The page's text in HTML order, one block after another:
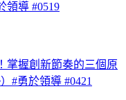
領導 #0519
掌握創新節奏的三個原
#勇於領導 #0421